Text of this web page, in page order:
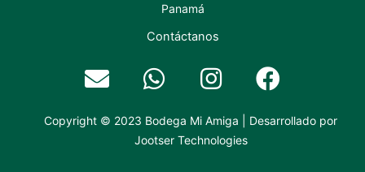
Panamá
Contáctanos
Copyright © 2023 Bodega Mi Amiga | Desarrollado por
Jootser Technologies